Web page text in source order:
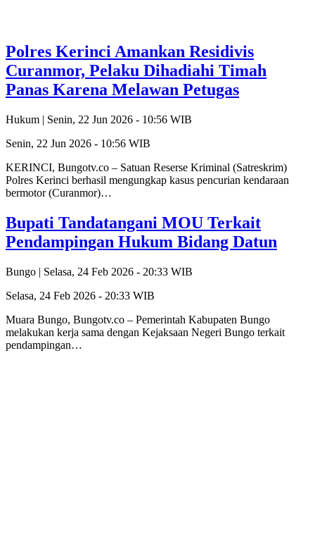
Polres Kerinci Amankan Residivis
Curanmor, Pelaku Dihadiahi Timah
Panas Karena Melawan Petugas
Hukum | Senin, 22 Jun 2026 - 10:56 WIB
Senin, 22 Jun 2026 - 10:56 WIB
KERINCI, Bungotv.co – Satuan Reserse Kriminal (Satreskrim)
Polres Kerinci berhasil mengungkap kasus pencurian kendaraan
bermotor (Curanmor)…
Bupati Tandatangani MOU Terkait
Pendampingan Hukum Bidang Datun
Bungo | Selasa, 24 Feb 2026 - 20:33 WIB
Selasa, 24 Feb 2026 - 20:33 WIB
Muara Bungo, Bungotv.co – Pemerintah Kabupaten Bungo
melakukan kerja sama dengan Kejaksaan Negeri Bungo terkait
pendampingan…